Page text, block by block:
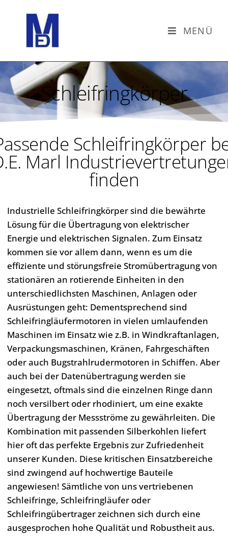
MENÜ
Schleifringkörper
Schleifringkörper
Marl
finden
Industrielle Schleifringkörper sind die bewährte
Lösung für die Übertragung von elektrischer
Energie und elektrischen Signalen. Zum Einsatz
kommen sie vor allem dann, wenn es um die
effiziente und störungsfreie Stromübertragung von
stationären an rotierende Einheiten in den
unterschiedlichsten Maschinen, Anlagen oder
Ausrüstungen geht: Dementsprechend sind
Schleifringläufermotoren in vielen umlaufenden
Maschinen im Einsatz wie z.B. in Windkraftanlagen,
Verpackungsmaschinen, Kränen, Fahrgeschäften
oder auch Bugstrahlrudermotoren in Schiffen. Aber
auch bei der Datenübertragung werden sie
eingesetzt, oftmals sind die einzelnen Ringe dann
noch versilbert oder rhodiniert, um eine exakte
Übertragung der Messströme zu gewährleiten. Die
Kombination mit passenden Silberkohlen liefert
hier oft das perfekte Ergebnis zur Zufriedenheit
unserer Kunden. Diese kritischen Einsatzbereiche
sind zwingend auf hochwertige Bauteile
angewiesen! Sämtliche von uns vertriebenen
Schleifringe, Schleifringläufer oder
Schleifringübertrager zeichnen sich durch eine
ausgesprochen hohe Qualität und Robustheit aus.